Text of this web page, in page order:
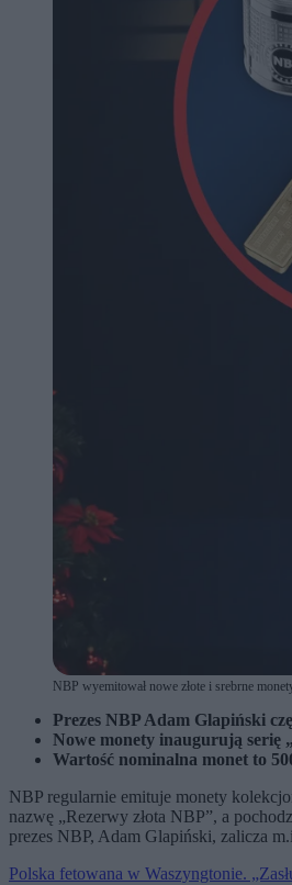
NBP wyemitował nowe złote i srebrne
Prezes NBP Adam Glapiński
Nowe monety inaugurują serię
Wartość nominalna monet to
NBP regularnie emituje monety
nazwę „Rezerwy złota NBP”, a
prezes NBP, Adam Glapiński, zalicza
Polska fetowana w Waszyngtonie.